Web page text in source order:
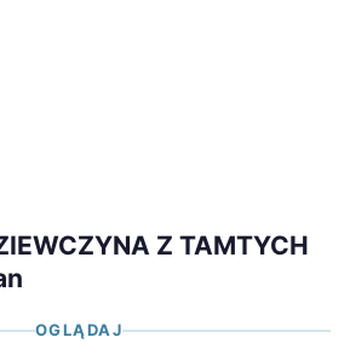
Z TAMTYCH
OGLĄDAJ